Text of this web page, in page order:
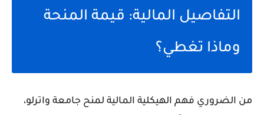
التفاصيل المالية: قيمة المنحة
وماذا تغطي؟
من الضروري فهم الهيكلية المالية لمنح جامعة واترلو،